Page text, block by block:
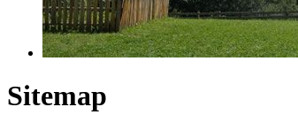
Sitemap